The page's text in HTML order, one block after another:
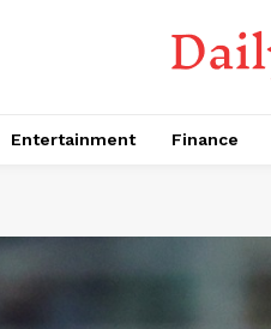
Entertainment Finance